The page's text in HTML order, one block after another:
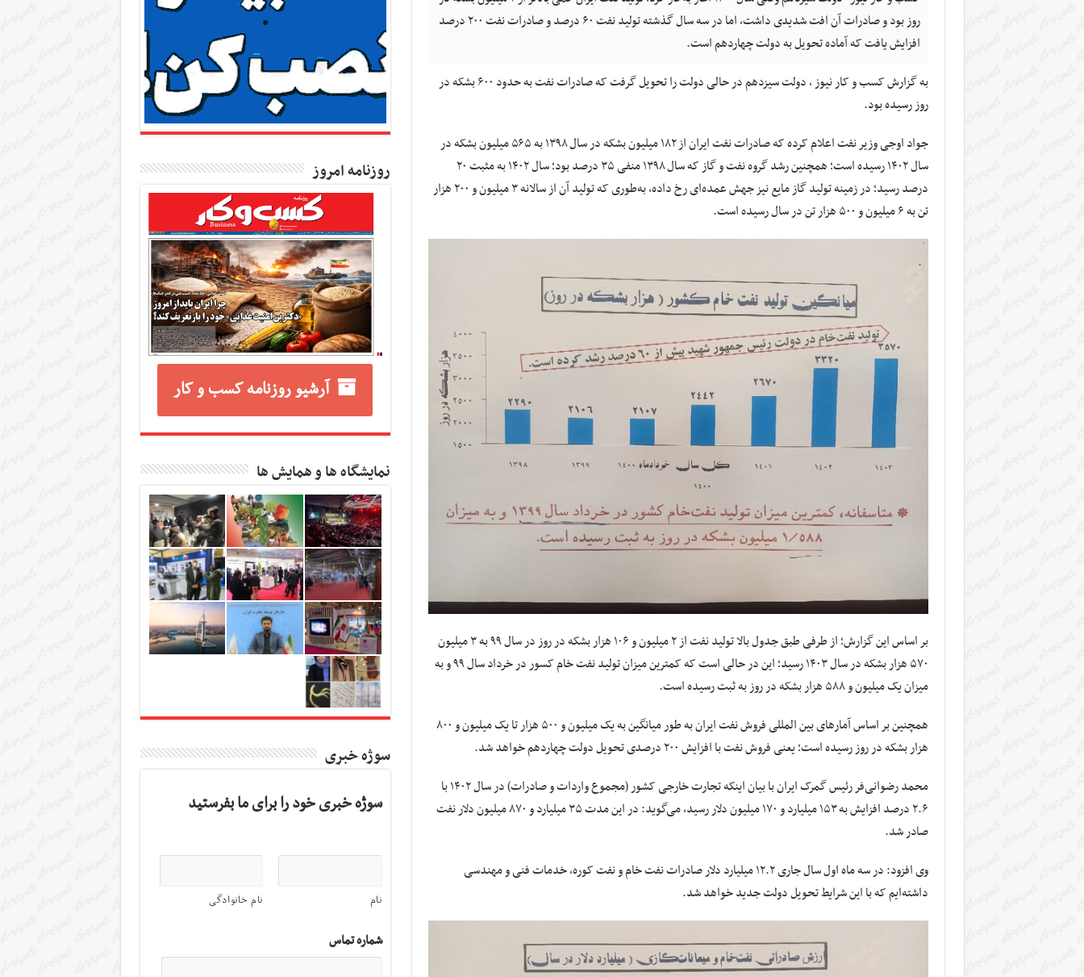
روز بود و صادرات آن افت شدیدی داشت، اما در سه سال گذشته تولید نفت ۶۰ درصد و صادرات نفت ۲۰۰ درصد
افزایش یافت که آماده تحویل به دولت چهاردهم است.
به گزارش کسب و کار نیوز ، دولت سیزدهم در حالی دولت را تحویل گرفت که صادرات نفت به حدود ۶۰۰ بشکه در
روز رسیده بود.
جواد اوجی وزیر نفت اعلام کرده که صادرات نفت ایران از ۱۸۲ میلیون بشکه در سال ۱۳۹۸ به ۵۶۵ میلیون بشکه در
سال ۱۴۰۲ رسیده است؛ همچنین رشد گروه نفت و گاز که سال ۱۳۹۸ منفی ۳۵ درصد بود؛ سال ۱۴۰۲ به مثبت ۲۰
درصد رسید؛ در زمینه تولید گاز مایع نیز جهش عمده‌ای رخ داده، به‌طوری که تولید آن از سالانه ۳ میلیون و ۲۰۰ هزار
تن به ۶ میلیون و ۵۰۰ هزار تن در سال رسیده است.
بر اساس این گزارش؛ از طرفی طبق جدول بالا تولید نفت از ۲ میلیون و ۱۰۶ هزار بشکه در روز در سال ۹۹ به ۳ میلیون
۵۷۰ هزار بشکه در سال ۱۴۰۳ رسید؛ این در حالی است که کمترین میزان تولید نفت خام کسور در خرداد سال ۹۹ و به
میزان یک میلیون و ۵۸۸ هزار بشکه در روز به ثبت رسیده است.
همچنین بر اساس آمارهای بین المللی فروش نفت ایران به طور میانگین به یک میلیون و ۵۰۰ هزار تا یک میلیون و ۸۰۰
هزار بشکه در روز رسیده است؛ یعنی فروش نفت با افزایش ۲۰۰ درصدی تحویل دولت چهاردهم خواهد شد.
محمد رضوانی‌فر رئیس گمرک ایران با بیان اینکه تجارت خارجی کشور (مجموع واردات و صادرات) در سال ۱۴۰۲ با
۲.۶ درصد افزایش به ۱۵۳ میلیارد و ۱۷۰ میلیون دلار رسید، می‌گوید: در این مدت ۳۵ میلیارد و ۸۷۰ میلیون دلار نفت
صادر شد.
وی افزود: در سه ماه اول سال جاری ۱۲.۲ میلیارد دلار صادرات نفت خام و نفت کوره، خدمات فنی و مهندسی
داشته‌ایم که با این شرایط تحویل دولت جدید خواهد شد.
روزنامه امروز
آرشیو روزنامه کسب و کار
نمایشگاه ها و همایش ها
سوژه خبری
سوژه خبری خود را برای ما بفرستید
نام نام خانوادگی
شماره تماس